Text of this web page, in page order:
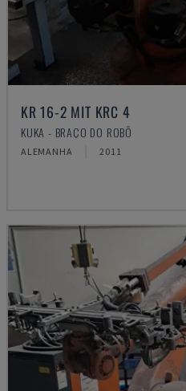
KR 16-2 MIT KRC 4
KUKA - BRAÇO DO ROBÔ
ALEMANHA 2011